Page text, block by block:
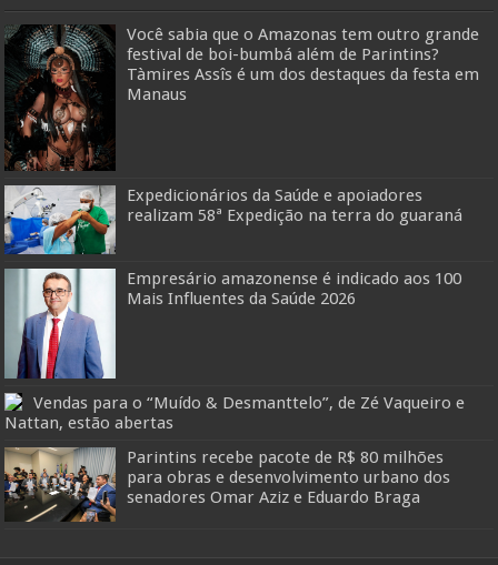
Você sabia que o Amazonas tem outro grande
festival de boi-bumbá além de Parintins?
Tàmires Assîs é um dos destaques da festa em
Manaus
Expedicionários da Saúde e apoiadores
realizam 58ª Expedição na terra do guaraná
Empresário amazonense é indicado aos 100
Mais Influentes da Saúde 2026
Vendas para o “Muído & Desmanttelo”, de Zé Vaqueiro e
Nattan, estão abertas
Parintins recebe pacote de R$ 80 milhões
para obras e desenvolvimento urbano dos
senadores Omar Aziz e Eduardo Braga